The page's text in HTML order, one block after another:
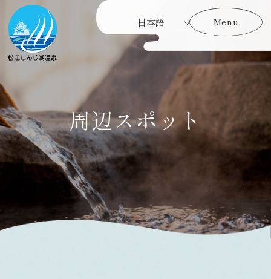
Menu
Menu
周辺スポット